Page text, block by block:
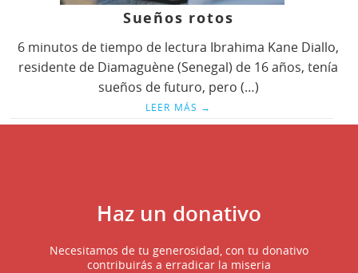
Sueños rotos
6 minutos de tiempo de lectura Ibrahima Kane Diallo,
residente de Diamaguène (Senegal) de 16 años, tenía
sueños de futuro, pero (…)
LEER MÁS →
Haz un donativo
Necesitamos de tu generosidad, con tu donativo
contribuirás a erradicar la miseria